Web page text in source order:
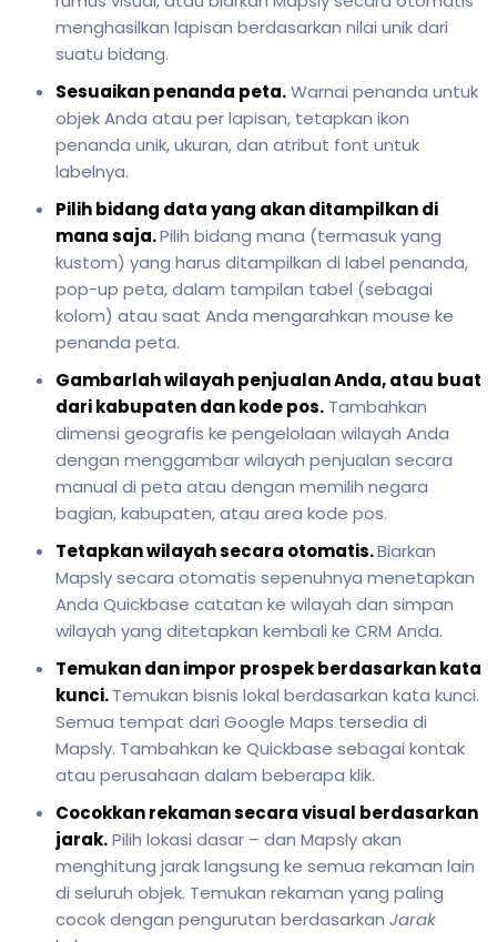
menghasilkan lapisan berdasarkan nilai unik dari
suatu bidang.
Sesuaikan penanda peta.Warnai penanda untuk
objek Anda atau per lapisan, tetapkan ikon
penanda unik, ukuran, dan atribut font untuk
labelnya.
Pilih bidang data yang akan ditampilkan di
mana saja.Pilih bidang mana (termasuk yang
kustom) yang harus ditampilkan di label penanda,
pop-up peta, dalam tampilan tabel (sebagai
kolom) atau saat Anda mengarahkan mouse ke
penanda peta.
Gambarlah wilayah penjualan Anda, atau buat
dari kabupaten dan kode pos. Tambahkan
dimensi geografis ke pengelolaan wilayah Anda
dengan menggambar wilayah penjualan secara
manual di peta atau dengan memilih negara
bagian, kabupaten, atau area kode pos.
Tetapkan wilayah secara otomatis.Biarkan
Mapsly secara otomatis sepenuhnya menetapkan
Anda Quickbase catatan ke wilayah dan simpan
wilayah yang ditetapkan kembali ke CRM Anda.
Temukan dan impor prospek berdasarkan kata
kunci.Temukan bisnis lokal berdasarkan kata kunci.
Semua tempat dari Google Maps tersedia di
Mapsly. Tambahkan ke Quickbase sebagai kontak
atau perusahaan dalam beberapa klik.
Cocokkan rekaman secara visual berdasarkan
jarak.Pilih lokasi dasar – dan Mapsly akan
menghitung jarak langsung ke semua rekaman lain
di seluruh objek. Temukan rekaman yang paling
cocok dengan pengurutan berdasarkan Jarak